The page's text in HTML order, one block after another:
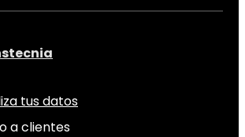
tus datos
a clientes